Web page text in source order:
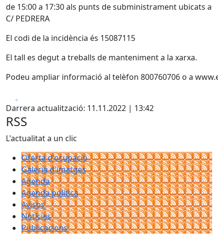
de 15:00 a 17:30 als punts de subministrament ubicats a
C/ PEDRERA
El codi de la incidència és 15087115
El tall es degut a treballs de manteniment a la xarxa.
Podeu ampliar informació al telèfon 800760706 o a
Darrera actualització: 11.11.2022 | 13:42
RSS
L'actualitat a un clic
Oferta d'ocupació
Galeria d'imatges
Agenda
Agenda política
Avisos
Notícies
Publicacions